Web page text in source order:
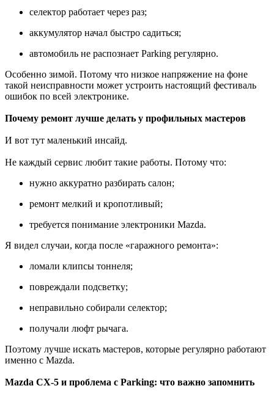
селектор работает через раз;
аккумулятор начал быстро садиться;
автомобиль не распознает Parking регулярно.
Особенно зимой. Потому что низкое напряжение на фоне
такой неисправности может устроить настоящий фестиваль
ошибок по всей электронике.
Почему ремонт лучше делать у профильных мастеров
И вот тут маленький инсайд.
Не каждый сервис любит такие работы. Потому что:
нужно аккуратно разбирать салон;
ремонт мелкий и кропотливый;
требуется понимание электроники Mazda.
Я видел случаи, когда после «гаражного ремонта»:
ломали клипсы тоннеля;
повреждали подсветку;
неправильно собирали селектор;
получали люфт рычага.
Поэтому лучше искать мастеров, которые регулярно работают
именно с Mazda.
Mazda CX-5 и проблема с Parking: что важно запомнить